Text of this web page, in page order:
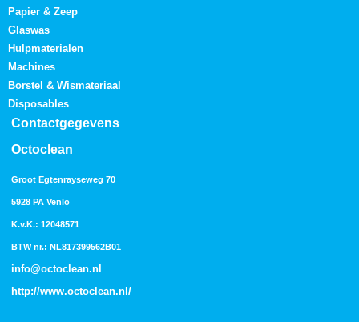
Papier & Zeep
Glaswas
Hulpmaterialen
Machines
Borstel & Wismateriaal
Disposables
Contactgegevens
Octoclean
Groot Egtenrayseweg 70
5928 PA Venlo
K.v.K.: 12048571
BTW nr.: NL817399562B01
info@octoclean.nl
http://www.octoclean.nl /